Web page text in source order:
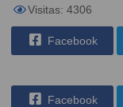
Visitas: 4306
Facebook
Facebook